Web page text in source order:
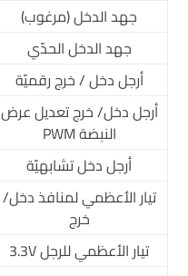
جهد الدخل (مرغوب)
جهد الدخل الحدّي
أرجل دخل / خرج رقميّة
أرجل دخل/ خرج تعديل عرض
النبضة PWM
أرجل دخل تشابهيّة
تيار الأعظمي لمنافذ دخل/
خرج
تيار الأعظمي للرجل 3.3V